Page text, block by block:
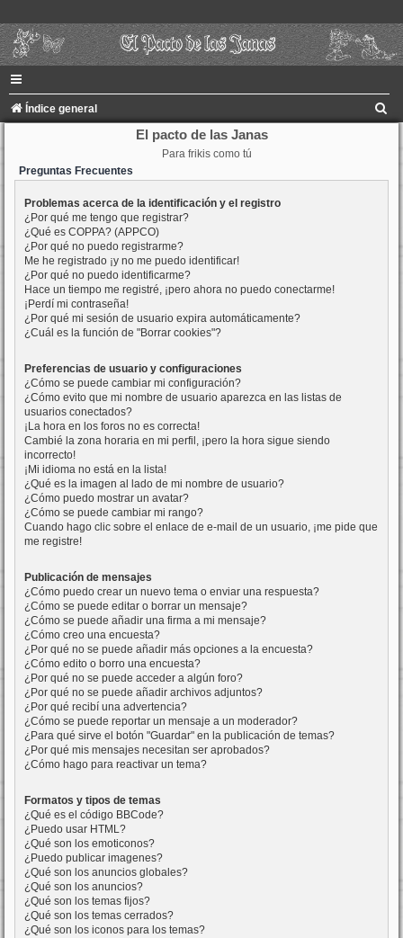
Índice general
El pacto de las Janas
Para frikis como tú
Preguntas Frecuentes
Problemas acerca de la identificación y el registro
¿Por qué me tengo que registrar?
¿Qué es COPPA? (APPCO)
¿Por qué no puedo registrarme?
Me he registrado ¡y no me puedo identificar!
¿Por qué no puedo identificarme?
Hace un tiempo me registré, ¡pero ahora no puedo conectarme!
¡Perdí mi contraseña!
¿Por qué mi sesión de usuario expira automáticamente?
¿Cuál es la función de "Borrar cookies"?
Preferencias de usuario y configuraciones
¿Cómo se puede cambiar mi configuración?
¿Cómo evito que mi nombre de usuario aparezca en las listas de
usuarios conectados?
¡La hora en los foros no es correcta!
Cambié la zona horaria en mi perfil, ¡pero la hora sigue siendo
incorrecto!
¡Mi idioma no está en la lista!
¿Qué es la imagen al lado de mi nombre de usuario?
¿Cómo puedo mostrar un avatar?
¿Cómo se puede cambiar mi rango?
Cuando hago clic sobre el enlace de e-mail de un usuario, ¡me pide que
me registre!
Publicación de mensajes
¿Cómo puedo crear un nuevo tema o enviar una respuesta?
¿Cómo se puede editar o borrar un mensaje?
¿Cómo se puede añadir una firma a mi mensaje?
¿Cómo creo una encuesta?
¿Por qué no se puede añadir más opciones a la encuesta?
¿Cómo edito o borro una encuesta?
¿Por qué no se puede acceder a algún foro?
¿Por qué no se puede añadir archivos adjuntos?
¿Por qué recibí una advertencia?
¿Cómo se puede reportar un mensaje a un moderador?
¿Para qué sirve el botón "Guardar" en la publicación de temas?
¿Por qué mis mensajes necesitan ser aprobados?
¿Cómo hago para reactivar un tema?
Formatos y tipos de temas
¿Qué es el código BBCode?
¿Puedo usar HTML?
¿Qué son los emoticonos?
¿Puedo publicar imagenes?
¿Qué son los anuncios globales?
¿Qué son los anuncios?
¿Qué son los temas fijos?
¿Qué son los temas cerrados?
¿Qué son los iconos para los temas?